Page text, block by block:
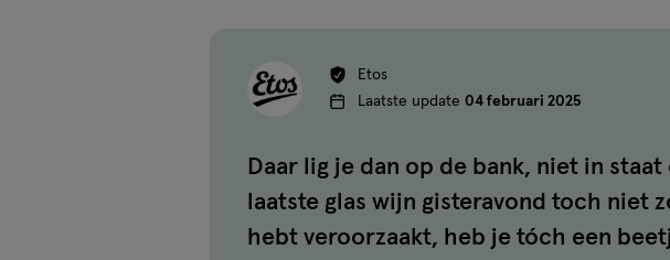
Etos
Laatste update 04 februari 2025
Daar lig je dan op de bank, niet in
laatste glas wijn gisteravond toch niet
hebt veroorzaakt, heb je tóch een